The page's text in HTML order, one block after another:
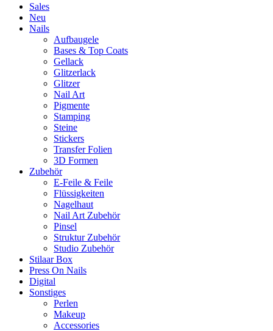
Sales
Neu
Nails
Aufbaugele
Bases & Top Coats
Gellack
Glitzerlack
Glitzer
Nail Art
Pigmente
Stamping
Steine
Stickers
Transfer Folien
3D Formen
Zubehör
E-Feile & Feile
Flüssigkeiten
Nagelhaut
Nail Art Zubehör
Pinsel
Struktur Zubehör
Studio Zubehör
Stilaar Box
Press On Nails
Digital
Sonstiges
Perlen
Makeup
Accessories